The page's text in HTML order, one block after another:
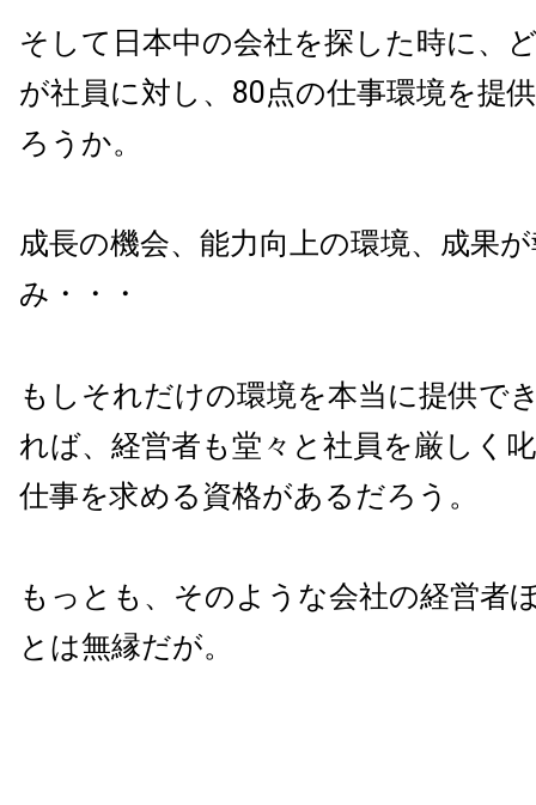
そして日本中の会社を探した時に、
が社員に対し、80点の仕事環境を提
ろうか。
成長の機会、能力向上の環境、成果
み・・・
もしそれだけの環境を本当に提供で
れば、経営者も堂々と社員を厳しく
仕事を求める資格があるだろう。
もっとも、そのような会社の経営者
とは無縁だが。